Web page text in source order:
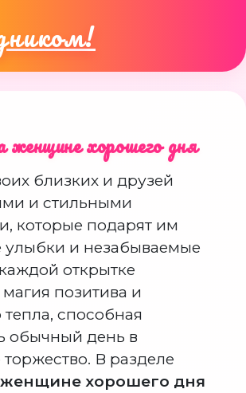
хорошего дня
близких и друзей
и стильными
которые подарят им
улыбки и незабываемые
открытке
позитива и
способная
обычный день в
В разделе
хорошего дня